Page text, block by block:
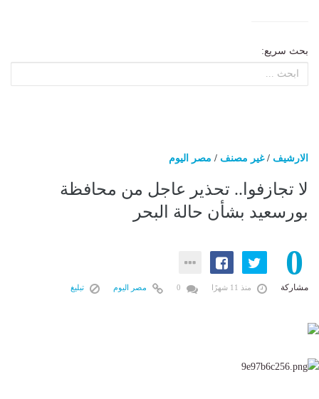
بحث سريع:
الارشيف /غير مصنف / مصر اليوم
لا تجازفوا.. تحذير عاجل من محافظة
بورسعيد بشأن حالة البحر
0
مشاركة منذ 11 شهرًا مصر اليوم تبليغ